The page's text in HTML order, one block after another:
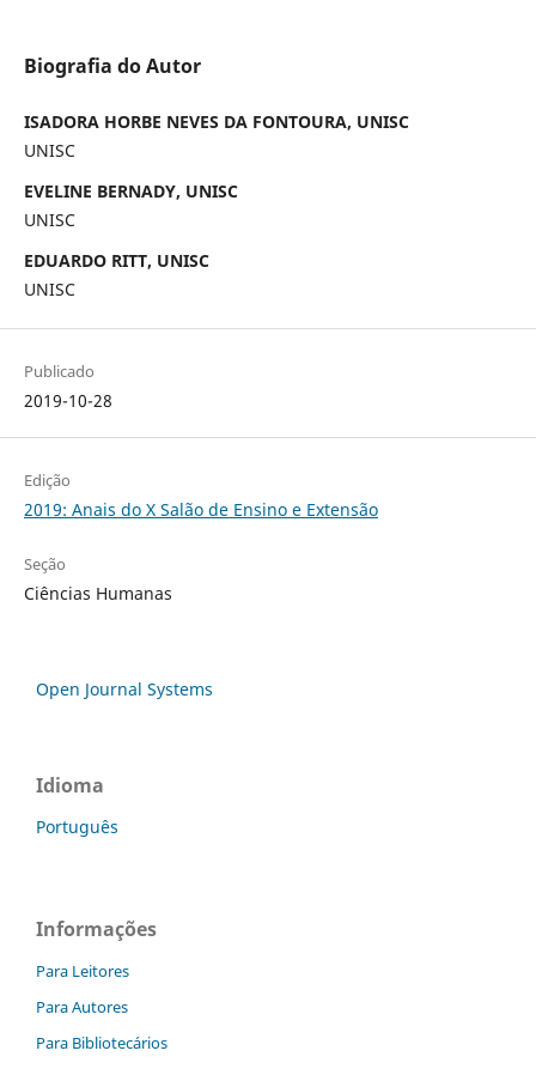
Biografia do Autor
ISADORA HORBE NEVES DA FONTOURA, UNISC
UNISC
EVELINE BERNADY, UNISC
UNISC
EDUARDO RITT, UNISC
UNISC
Publicado
2019-10-28
Edição
2019: Anais do X Salão de Ensino e Extensão
Seção
Ciências Humanas
Open Journal Systems
Idioma
Português
Informações
Para Leitores
Para Autores
Para Bibliotecários